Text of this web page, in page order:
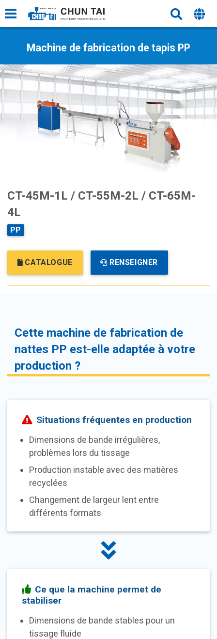
Machine de fabrication de tapis PP
CT-45M-1L / CT-55M-2L / CT-65M-
4L
PP
CATALOGUE RENSEIGNER
Cette machine de fabrication de
nattes PP est-elle adaptée à votre
production ?
Situations fréquentes en production
Dimensions de bande irrégulières,
problèmes lors du tissage
Production instable avec des matières
recyclées
Changement de largeur lent entre
différents formats
Ce que la machine permet de
stabiliser
Dimensions de bande stables pour un
tissage fluide